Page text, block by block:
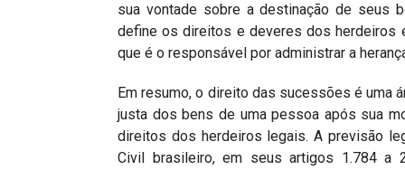
sua vontade sobre a destinação de seus
define os direitos e deveres dos herdeiros
que é o responsável por administrar a
Em resumo, o direito das sucessões é uma
justa dos bens de uma pessoa após sua
direitos dos herdeiros legais. A previsão
Civil brasileiro, em seus artigos 1.784 a